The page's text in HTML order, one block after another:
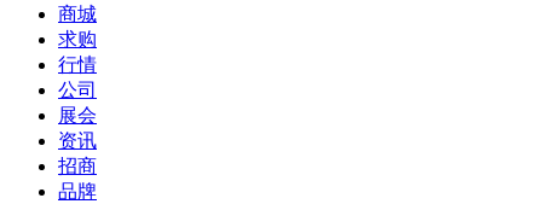
商城
求购
行情
公司
展会
资讯
招商
品牌